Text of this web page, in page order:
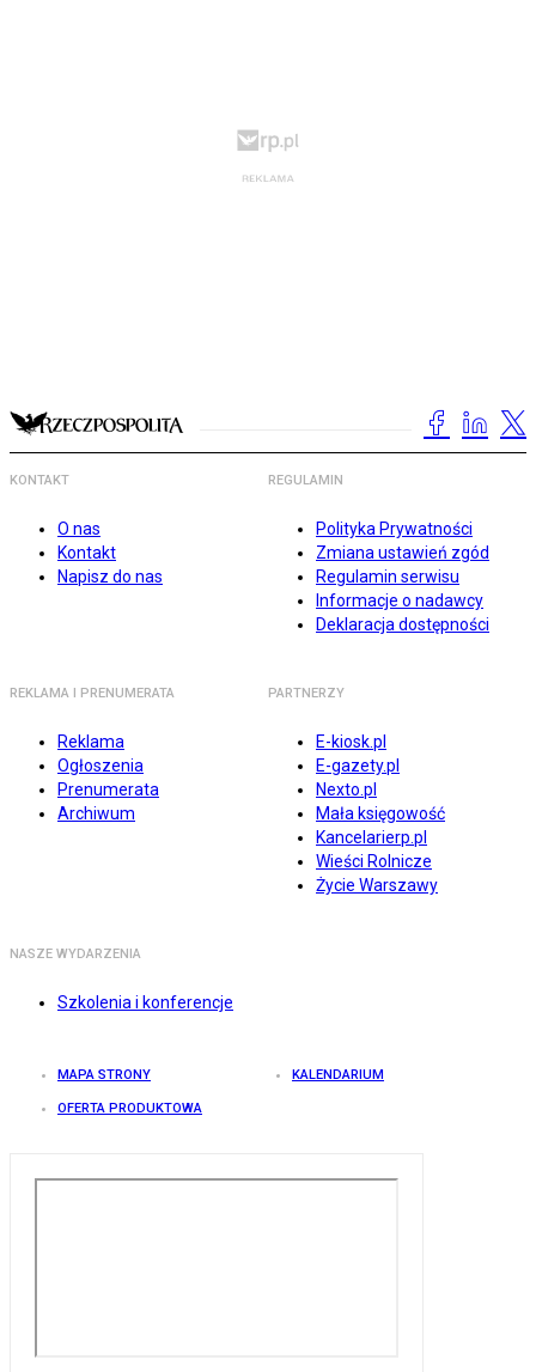
KONTAKT
O nas
Kontakt
Napisz do nas
REGULAMIN
Polityka Prywatności
Zmiana ustawień zgód
Regulamin serwisu
Informacje o nadawcy
Deklaracja dostępności
REKLAMA I PRENUMERATA
Reklama
Ogłoszenia
Prenumerata
Archiwum
PARTNERZY
E-kiosk.pl
E-gazety.pl
Nexto.pl
Mała księgowość
Kancelarierp.pl
Wieści Rolnicze
Życie Warszawy
NASZE WYDARZENIA
Szkolenia i konferencje
MAPA STRONY KALENDARIUM
OFERTA PRODUKTOWA